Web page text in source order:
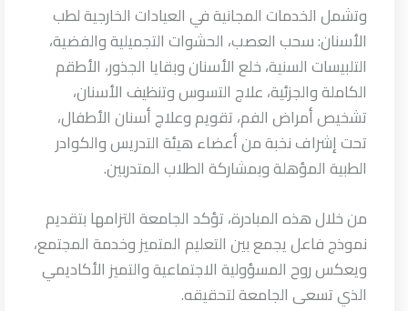
وتشمل الخدمات المجانية في العيادات الخارجية لطب
الأسنان: سحب العصب، الحشوات التجميلية والفضية،
التلبيسات السنية، خلع الأسنان وبقايا الجذور، الأطقم
الكاملة والجزئية، علاج التسوس وتنظيف الأسنان،
تشخيص أمراض الفم، تقويم وعلاج أسنان الأطفال،
تحت إشراف نخبة من أعضاء هيئة التدريس والكوادر
الطبية المؤهلة وبمشاركة الطلاب المتدربين.
من خلال هذه المبادرة، تؤكد الجامعة التزامها بتقديم
نموذج فاعل يجمع بين التعليم المتميز وخدمة المجتمع،
ويعكس روح المسؤولية الاجتماعية والتميز الأكاديمي
الذي تسعى الجامعة لتحقيقه.